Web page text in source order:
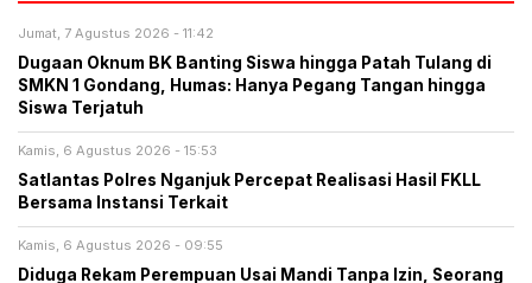
Jumat, 7 Agustus 2026 - 11:42
Dugaan Oknum BK Banting Siswa hingga Patah Tulang di
SMKN 1 Gondang, Humas: Hanya Pegang Tangan hingga
Siswa Terjatuh
Kamis, 6 Agustus 2026 - 15:53
Satlantas Polres Nganjuk Percepat Realisasi Hasil FKLL
Bersama Instansi Terkait
Kamis, 6 Agustus 2026 - 09:55
Diduga Rekam Perempuan Usai Mandi Tanpa Izin, Seorang